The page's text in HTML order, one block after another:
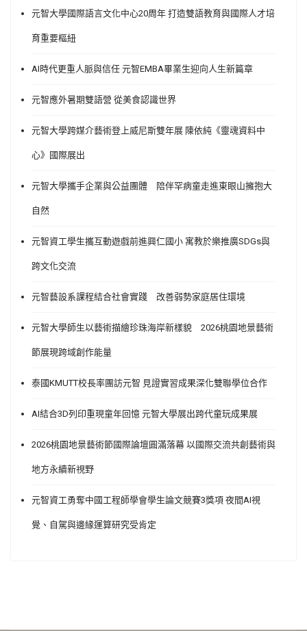
元智大學國際語言文化中心20周年 打造雙語教育與國際人才培
育重要樞紐
AI時代更重人脈與信任 元智EMBA畢業生迎向人生新篇章
元智應外暑期雙語營 從美食認識世界
元智大學跨媒介藝術登上威尼斯雙年展 陳依純《靈魂資料中
心》國際展出
元智大學攜手企業與公益團體 陪伴罕病童走進東眼山擁抱大
自然
元智資工學生攜互動遊戲前進興仁國小 寓教於樂推廣SDGs與
跨文化交流
元智藝設系課程結合社會實踐 改善弱勢家庭居住環境
元智大學師生以藝術描繪珍珠海岸新樣貌 2026桃園地景藝術
節展現跨域創作能量
泰國KMUTT校長率團訪元智 見證實習成果深化雙聯學位合作
AI結合3D列印重現童年回憶 元智大學展出跨代童玩成果展
2026桃園地景藝術節國際論壇圓滿落幕 以國際交流共創藝術與
地方永續新視野
元智資工勇奪中國工程師學會學生論文競賽3獎項 夜間AI視
覺、自駕與邊緣運算研究受肯定